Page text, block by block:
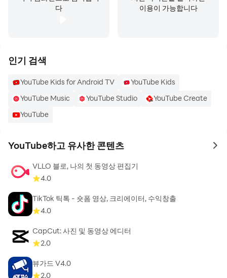
● 댓글 및 실시간 채팅에서 돋보이도록 사용자 이름 옆에
YouTube Premium으로 업그레이드(일부 국가에서만 제
공)
● 동영상을 저장하여 기내 또는 출퇴근 길과 같이 꼭 필요
한 순간에 감상
● YouTube Premium을 사용하면 YouTube Music
Premium도 이용 가능
국가에 따라 제공되지 않는 기능이 있을 수 있습니다.
필수 접근권한 안내
● 위치: 내 동영상과 라이브 스트리밍에 위치정보를 보다
쉽게 연결할 수 있으며, 향상된 동영상 추천과 광고가 보여
다
이용이 가능합니다
인기 검색
YouTube Kids for Android TV
YouTube Kids
YouTube Music
YouTube Studio
YouTube Create
YouTube
YouTube하고 유사한 콘텐츠 to
VLLO 블로, 나의 첫 동영상 편집기
4.0
TikTok 틱톡 - 숏폼 영상, 크리에이터, 수익창출
4.0
CapCut: 사진 및 동영상 에디터
2.0
뷰가드 V4.0
2.0